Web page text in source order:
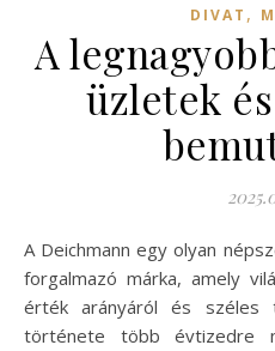
DIVAT ,
A
üzletek
A Deichmann egy olyan népszerű lábbeli- és kiegészítőket
forgalmazó márka, amely
érték arányáról és széles
története több évtizedre